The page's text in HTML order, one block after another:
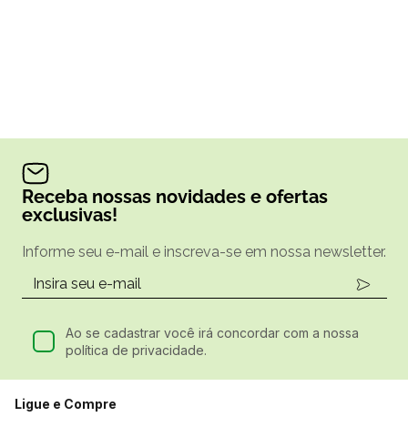
Receba nossas novidades e ofertas
exclusivas!
Informe seu e-mail e inscreva-se em nossa newsletter.
Ao se cadastrar você irá concordar com a nossa
política de privacidade.
Ligue e Compre